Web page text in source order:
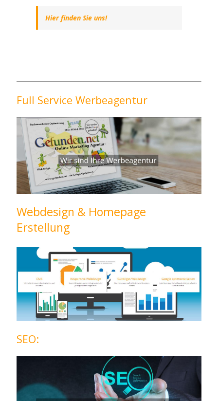
Hier finden Sie uns!
Full Service Werbeagentur
Webdesign & Homepage
Erstellung
SEO: